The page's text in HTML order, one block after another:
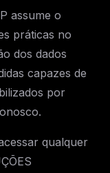
assume o
práticas no
dos dados
capazes de
por
qualquer